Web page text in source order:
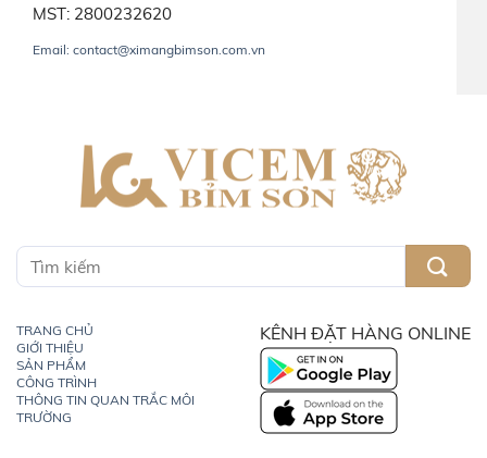
MST: 2800232620
Email: contact@ximangbimson.com.vn
TRANG CHỦ
GIỚI THIỆU
SẢN PHẨM
CÔNG TRÌNH
THÔNG TIN QUAN TRẮC MÔI
TRƯỜNG
KÊNH ĐẶT HÀNG ONLINE